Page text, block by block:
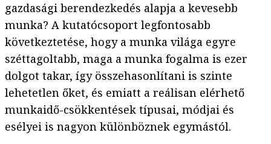
gazdasági berendezkedés alapja a kevesebb
munka? A kutatócsoport legfontosabb
következtetése, hogy a munka világa egyre
széttagoltabb, maga a munka fogalma is ezer
dolgot takar, így összehasonlítani is szinte
lehetetlen őket, és emiatt a reálisan elérhető
munkaidő-csökkentések típusai, módjai és
esélyei is nagyon különböznek egymástól.